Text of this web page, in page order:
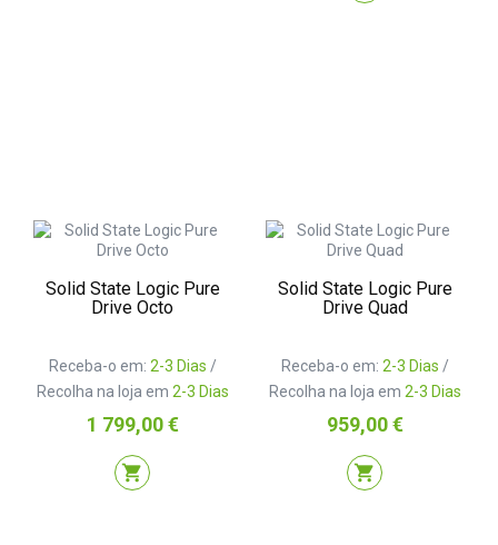
Solid State Logic Pure
Drive Octo
Receba-o em: 2-3 Dias /
Recolha na loja em 2-3 Dias
Preço
1 799,00 €
shopping_cart
Solid State Logic Pure
Drive Quad
Receba-o em: 2-3 Dias /
Recolha na loja em 2-3 Dias
Preço
959,00 €
shopping_cart